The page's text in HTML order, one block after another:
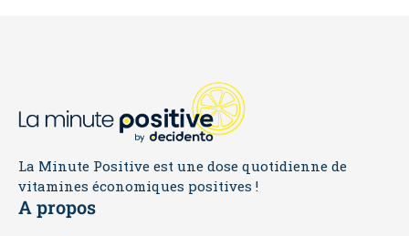
La Minute Positive est une dose quotidienne de
vitamines économiques positives !
A propos